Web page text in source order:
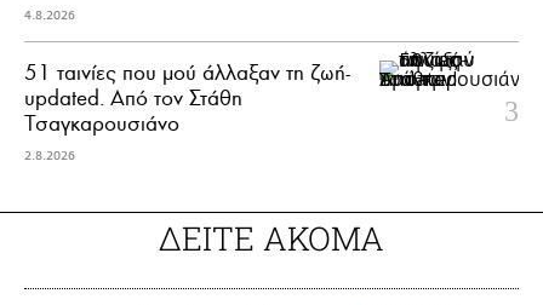
4.8.2026
51 ταινίες που μού άλλαξαν τη ζωή-
updated. Aπό τον Στάθη
Τσαγκαρουσιάνο
2.8.2026
ΔΕΙΤΕ ΑΚΟΜΑ